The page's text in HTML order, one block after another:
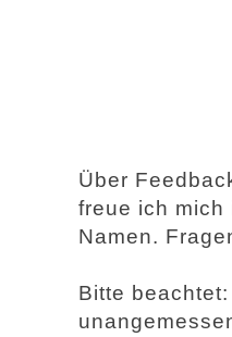
Über
freue ich mich
Namen.
Bitte